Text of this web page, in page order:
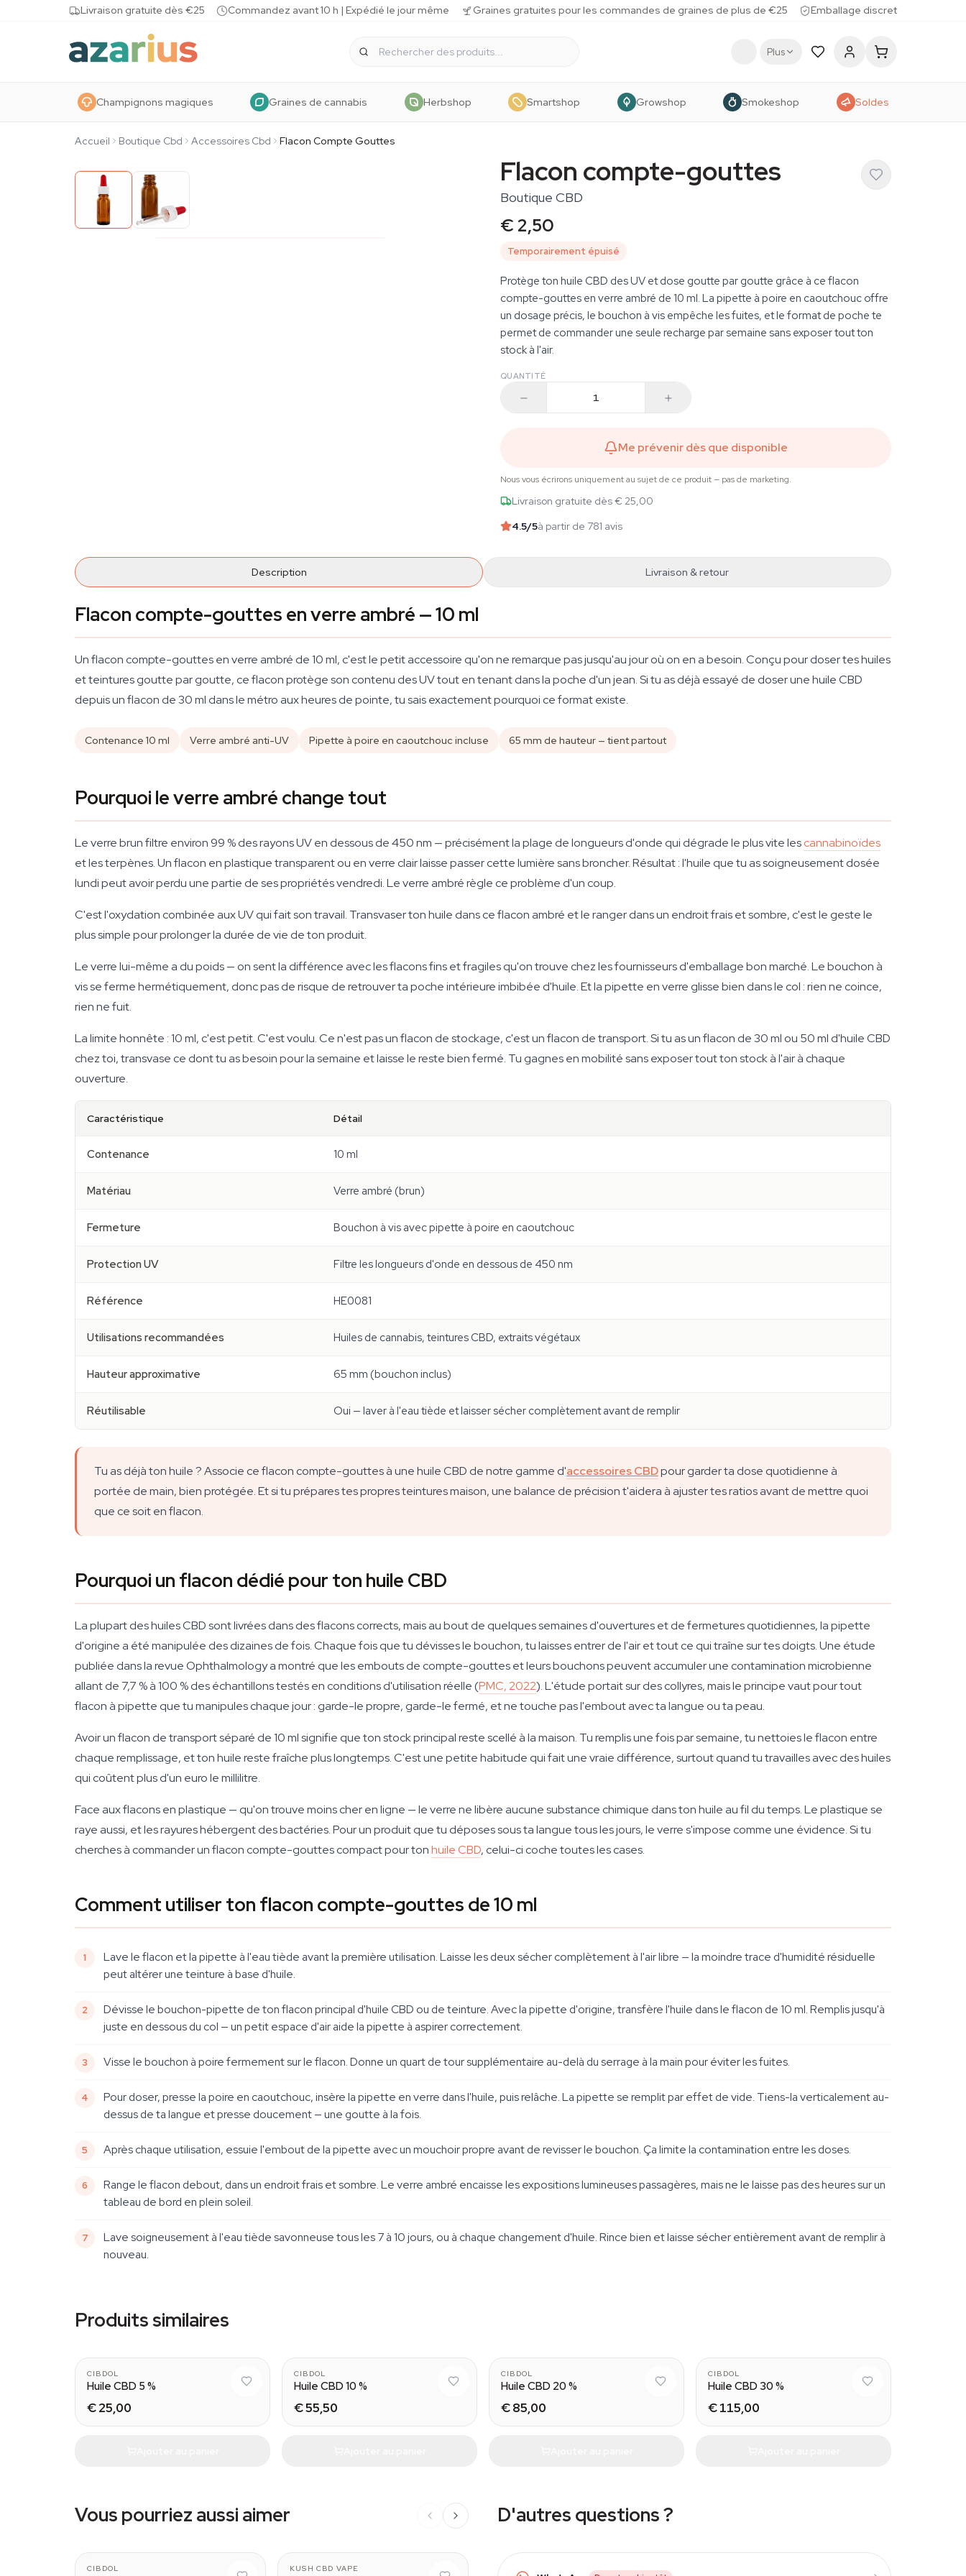
Skip to contentLivraison gratuite dès €25 Commandez avant 10 h | Expédié le jour même Graines gratuites pour les commandes de graines de plus de €25 Emballage discret
Plus
Champignons magiques Graines de cannabis Herbshop Smartshop Growshop Smokeshop Soldes
Accueil Boutique Cbd Accessoires Cbd Flacon Compte Gouttes
Flacon compte-gouttes
Boutique CBD
€ 2,50
Temporairement épuisé
Protège ton huile CBD des UV et dose goutte par goutte grâce à ce flacon
compte-gouttes en verre ambré de 10 ml. La pipette à poire en caoutchouc offre
un dosage précis, le bouchon à vis empêche les fuites, et le format de poche te
permet de commander une seule recharge par semaine sans exposer tout ton
stock à l'air.
QUANTITÉ
Me prévenir dès que disponible
Nous vous écrirons uniquement au sujet de ce produit — pas de marketing.
Livraison gratuite dès € 25,00
4.5/5à partir de 781 avis
Description Livraison & retour
Flacon compte-gouttes en verre ambré — 10 ml
Un flacon compte-gouttes en verre ambré de 10 ml, c'est le petit accessoire qu'on ne remarque pas jusqu'au jour où on en a besoin. Conçu pour doser tes huiles
et teintures goutte par goutte, ce flacon protège son contenu des UV tout en tenant dans la poche d'un jean. Si tu as déjà essayé de doser une huile CBD
depuis un flacon de 30 ml dans le métro aux heures de pointe, tu sais exactement pourquoi ce format existe.
Contenance 10 ml Verre ambré anti-UV Pipette à poire en caoutchouc incluse 65 mm de hauteur — tient partout
Pourquoi le verre ambré change tout
Le verre brun filtre environ 99 % des rayons UV en dessous de 450 nm — précisément la plage de longueurs d'onde qui dégrade le plus vite lescannabinoïdes
et les terpènes. Un flacon en plastique transparent ou en verre clair laisse passer cette lumière sans broncher. Résultat : l'huile que tu as soigneusement dosée
lundi peut avoir perdu une partie de ses propriétés vendredi. Le verre ambré règle ce problème d'un coup.
C'est l'oxydation combinée aux UV qui fait son travail. Transvaser ton huile dans ce flacon ambré et le ranger dans un endroit frais et sombre, c'est le geste le
plus simple pour prolonger la durée de vie de ton produit.
Le verre lui-même a du poids — on sent la différence avec les flacons fins et fragiles qu'on trouve chez les fournisseurs d'emballage bon marché. Le bouchon à
vis se ferme hermétiquement, donc pas de risque de retrouver ta poche intérieure imbibée d'huile. Et la pipette en verre glisse bien dans le col : rien ne coince,
rien ne fuit.
La limite honnête : 10 ml, c'est petit. C'est voulu. Ce n'est pas un flacon de stockage, c'est un flacon de transport. Si tu as un flacon de 30 ml ou 50 ml d'huile CBD
chez toi, transvase ce dont tu as besoin pour la semaine et laisse le reste bien fermé. Tu gagnes en mobilité sans exposer tout ton stock à l'air à chaque
ouverture.
Caractéristique Détail
Contenance 10 ml
Matériau Verre ambré (brun)
Fermeture Bouchon à vis avec pipette à poire en caoutchouc
Protection UV Filtre les longueurs d'onde en dessous de 450 nm
Référence HE0081
Utilisations recommandées Huiles de cannabis, teintures CBD, extraits végétaux
Hauteur approximative 65 mm (bouchon inclus)
Réutilisable Oui — laver à l'eau tiède et laisser sécher complètement avant de remplir
Tu as déjà ton huile ? Associe ce flacon compte-gouttes à une huile CBD de notre gamme d'accessoires CBDpour garder ta dose quotidienne à
portée de main, bien protégée. Et si tu prépares tes propres teintures maison, une balance de précision t'aidera à ajuster tes ratios avant de mettre quoi
que ce soit en flacon.
Pourquoi un flacon dédié pour ton huile CBD
La plupart des huiles CBD sont livrées dans des flacons corrects, mais au bout de quelques semaines d'ouvertures et de fermetures quotidiennes, la pipette
d'origine a été manipulée des dizaines de fois. Chaque fois que tu dévisses le bouchon, tu laisses entrer de l'air et tout ce qui traîne sur tes doigts. Une étude
publiée dans la revue Ophthalmology a montré que les embouts de compte-gouttes et leurs bouchons peuvent accumuler une contamination microbienne
allant de 7,7 % à 100 % des échantillons testés en conditions d'utilisation réelle (PMC, 2022). L'étude portait sur des collyres, mais le principe vaut pour tout
flacon à pipette que tu manipules chaque jour : garde-le propre, garde-le fermé, et ne touche pas l'embout avec ta langue ou ta peau.
Avoir un flacon de transport séparé de 10 ml signifie que ton stock principal reste scellé à la maison. Tu remplis une fois par semaine, tu nettoies le flacon entre
chaque remplissage, et ton huile reste fraîche plus longtemps. C'est une petite habitude qui fait une vraie différence, surtout quand tu travailles avec des huiles
qui coûtent plus d'un euro le millilitre.
Face aux flacons en plastique — qu'on trouve moins cher en ligne — le verre ne libère aucune substance chimique dans ton huile au fil du temps. Le plastique se
raye aussi, et les rayures hébergent des bactéries. Pour un produit que tu déposes sous ta langue tous les jours, le verre s'impose comme une évidence. Si tu
cherches à commander un flacon compte-gouttes compact pour tonhuile CBD, celui-ci coche toutes les cases.
Comment utiliser ton flacon compte-gouttes de 10 ml
Lave le flacon et la pipette à l'eau tiède avant la première utilisation. Laisse les deux sécher complètement à l'air libre — la moindre trace d'humidité résiduelle
peut altérer une teinture à base d'huile.
Dévisse le bouchon-pipette de ton flacon principal d'huile CBD ou de teinture. Avec la pipette d'origine, transfère l'huile dans le flacon de 10 ml. Remplis jusqu'à
juste en dessous du col — un petit espace d'air aide la pipette à aspirer correctement.
Visse le bouchon à poire fermement sur le flacon. Donne un quart de tour supplémentaire au-delà du serrage à la main pour éviter les fuites.
Pour doser, presse la poire en caoutchouc, insère la pipette en verre dans l'huile, puis relâche. La pipette se remplit par effet de vide. Tiens-la verticalement au-
dessus de ta langue et presse doucement — une goutte à la fois.
Après chaque utilisation, essuie l'embout de la pipette avec un mouchoir propre avant de revisser le bouchon. Ça limite la contamination entre les doses.
Range le flacon debout, dans un endroit frais et sombre. Le verre ambré encaisse les expositions lumineuses passagères, mais ne le laisse pas des heures sur un
tableau de bord en plein soleil.
Lave soigneusement à l'eau tiède savonneuse tous les 7 à 10 jours, ou à chaque changement d'huile. Rince bien et laisse sécher entièrement avant de remplir à
nouveau.
Produits similaires
CIBDOL
Huile CBD 5 %
€ 25,00
CIBDOL
Huile CBD 10 %
€ 55,50
CIBDOL
Huile CBD 20 %
€ 85,00
CIBDOL
Huile CBD 30 %
€ 115,00
Vous pourriez aussi aimer
CIBDOL KUSH CBD VAPE
D'autres questions ?